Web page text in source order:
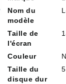
Nom du
modèle
Taille de
l'écran
Couleur
Taille du
disque dur